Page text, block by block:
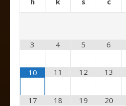
3 4 5 6
10 11 12 13
17 18 19 20